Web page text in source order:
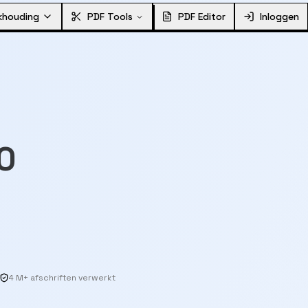
PDF Tools PDF Editor Inloggen
4 M+ afschriften verwerkt